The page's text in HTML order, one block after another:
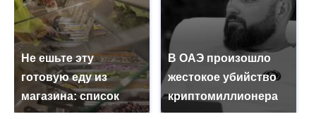
Не ешьте эту
готовую еду из
магазина: список
В ОАЭ произошло
жестокое убийство
криптомиллионера